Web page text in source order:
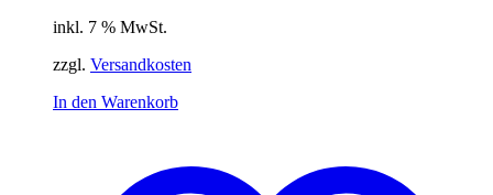
inkl. 7 % MwSt.
zzgl. Versandkosten
In den Warenkorb